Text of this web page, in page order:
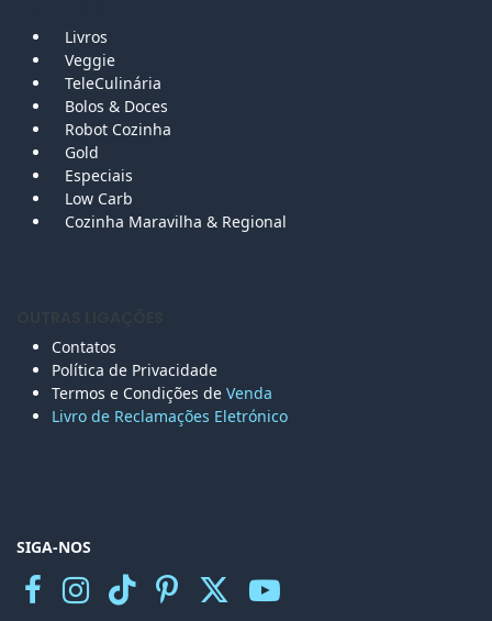
Livros
Veggie
TeleCulinária
Bolos & Doces
Robot Cozinha
Gold
Especiais
Low Carb
Cozinha Maravilha & Regional
Contatos
Política de Privacidade
Termos e Condições de Venda
Livro de Reclamações Eletrónico
SIGA-NOS